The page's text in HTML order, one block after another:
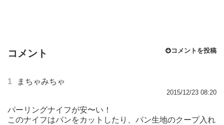
コメント コメントを投稿
1 まちゃみちゃ
2015/12/23 08:20
パーリングナイフが安〜い！
このナイフはパンをカットしたり、パン生地のクープ入れ